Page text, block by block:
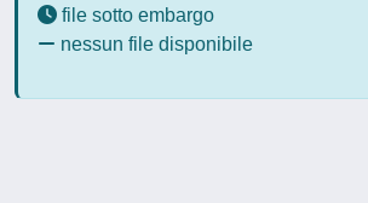
file sotto embargo
nessun file disponibile